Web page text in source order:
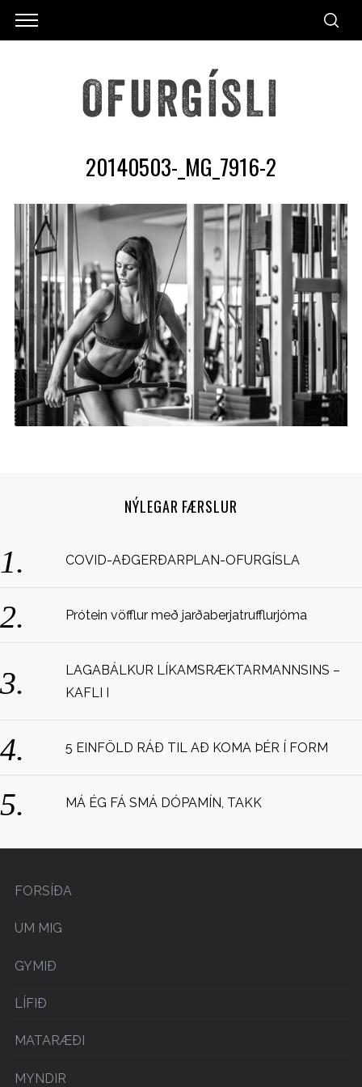
20140503-_MG_7916-2
NÝLEGAR FÆRSLUR
COVID-AÐGERÐARPLAN-OFURGÍSLA
Prótein vöfflur með jarðaberjatrufflurjóma
LAGABÁLKUR LÍKAMSRÆKTARMANNSINS –
KAFLI I
5 EINFÖLD RÁÐ TIL AÐ KOMA ÞÉR Í FORM
MÁ ÉG FÁ SMÁ DÓPAMÍN, TAKK
FORSÍÐA
UM MIG
GYMIÐ
LÍFIÐ
MATARÆÐI
MYNDIR
S
r
f
o
: